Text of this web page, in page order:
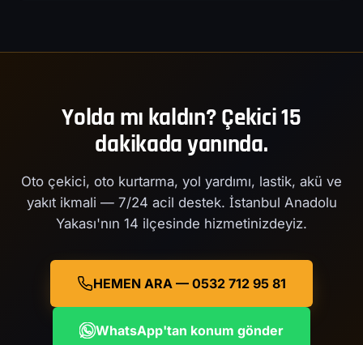
Yolda mı kaldın? Çekici 15
dakikada yanında.
Oto çekici, oto kurtarma, yol yardımı, lastik, akü ve
yakıt ikmali — 7/24 acil destek. İstanbul Anadolu
Yakası'nın 14 ilçesinde hizmetinizdeyiz.
HEMEN ARA — 0532 712 95 81
WhatsApp'tan konum gönder